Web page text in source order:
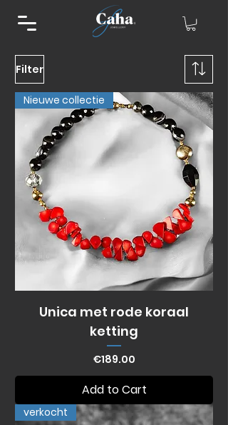
Filter
Nieuwe collectie
Unica met rode koraal
ketting
Price
€189.00
Add to Cart
verkocht